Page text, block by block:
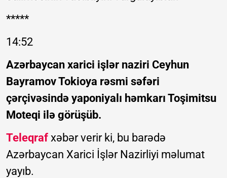
*****
14:52
Azərbaycan xarici işlər naziri Ceyhun
Bayramov Tokioya rəsmi səfəri
çərçivəsində yaponiyalı həmkarı Toşimitsu
Moteqi ilə görüşüb.
Teleqraf xəbər verir ki, bu barədə
Azərbaycan Xarici İşlər Nazirliyi məlumat
yayıb.